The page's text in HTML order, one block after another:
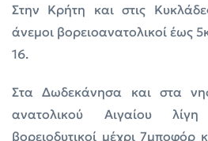
Στην Κρήτη και στις
άνεμοι βορειοανατολικοί έως
16.
Στα Δωδεκάνησα και στα
ανατολικού Αιγαίου
βορειοδυτικοί μέχρι